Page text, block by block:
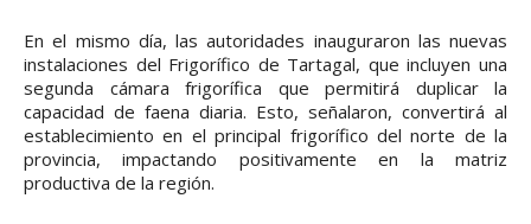
En el mismo día, las autoridades inauguraron las nuevas
instalaciones del Frigorífico de Tartagal, que incluyen una
segunda cámara frigorífica que permitirá duplicar la
capacidad de faena diaria. Esto, señalaron, convertirá al
establecimiento en el principal frigorífico del norte de la
provincia, impactando positivamente en la matriz
productiva de la región.